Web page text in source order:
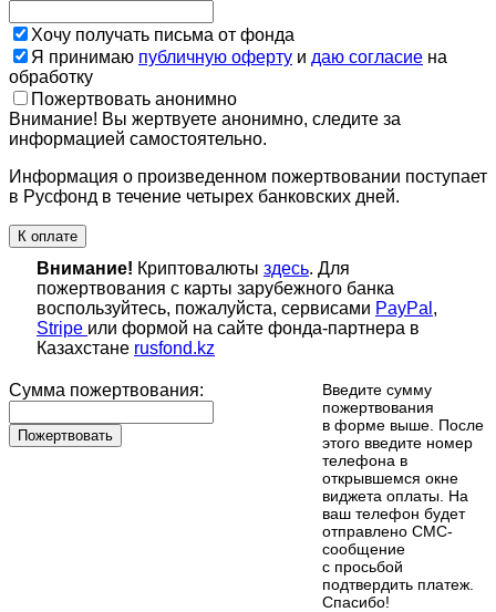
Хочу получать письма от фонда
Я принимаю публичную оферту и даю согласие на
обработку
Пожертвовать анонимно
Внимание! Вы жертвуете анонимно, следите за
информацией самостоятельно.
Информация о произведенном пожертвовании поступает
в Русфонд в течение четырех банковских дней.
К оплате
Внимание! Криптовалюты здесь. Для
пожертвования с карты зарубежного банка
воспользуйтесь, пожалуйста, сервисами PayPal ,
Stripe или формой на сайте фонда-партнера в
Казахстане rusfond.kz
Сумма пожертвования:
Пожертвовать
Введите сумму
пожертвования
в форме выше. После
этого введите номер
телефона в
открывшемся окне
виджета оплаты. На
ваш телефон будет
отправлено СМС-
сообщение
с просьбой
подтвердить платеж.
Cпасибо!